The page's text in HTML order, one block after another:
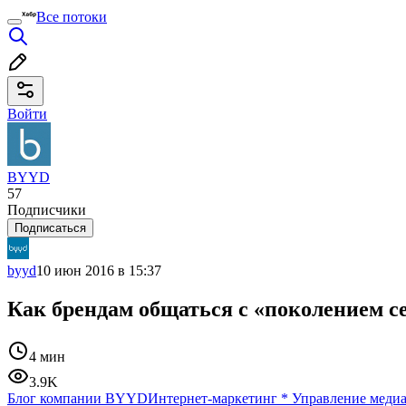
Все потоки
Войти
BYYD
57
Подписчики
Подписаться
byyd10 июн 2016 в 15:37
Как брендам общаться с «поколением
4 мин
3.9K
Блог компании BYYDИнтернет-маркетинг * Управление медиа